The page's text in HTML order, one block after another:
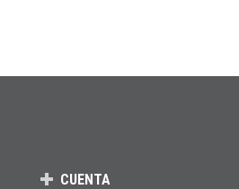
CUENTA